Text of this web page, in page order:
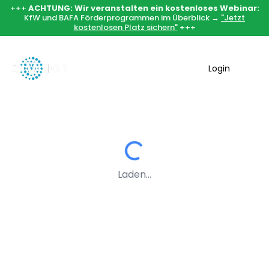
+++ ACHTUNG: Wir veranstalten ein kostenloses Webinar:
KfW und BAFA Förderprogrammen im Überblick → "Jetzt
kostenlosen Platz sichern" +++
Login
Laden...